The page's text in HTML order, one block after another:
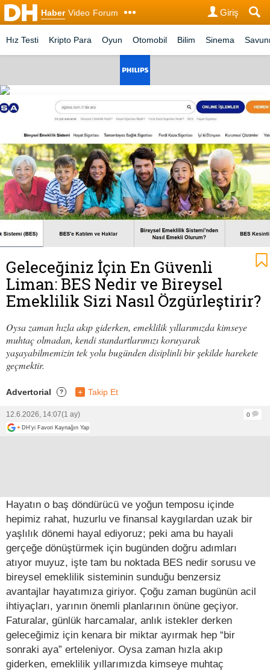
Haber Video Forum Giriş
Hız Testi Kripto Para Oyun Otomobil Bilim Sinema
Geleceğiniz İçin En Güvenli
Liman: BES Nedir ve Bireysel
Emeklilik Sizi Nasıl Özgürleştirir?
Oysa zaman hızla akıp giderken, emeklilik yıllarımızda kimseye
muhtaç olmadan, kendi standartlarımızı koruyarak
yaşayabilmemizin tek yolu bugünden disiplinli bir şekilde harekete
geçmektir.
Advertorial ? + Takip Et
12.6.2026, 14:07(1 ay)
0
+ DH'yi Favori Kaynağın Yap
Hayatın o baş döndürücü ve yoğun temposu içinde
hepimiz rahat, huzurlu ve finansal kaygılardan uzak bir
yaşlılık dönemi hayal ediyoruz; peki ama bu hayali
gerçeğe dönüştürmek için bugünden doğru adımları
atıyor muyuz, işte tam bu noktada BES nedir sorusu ve
bireysel emeklilik sisteminin sunduğu benzersiz
avantajlar hayatımıza giriyor. Çoğu zaman bugünün acil
ihtiyaçları, yarının önemli planlarının önüne geçiyor.
Faturalar, günlük harcamalar, anlık istekler derken
geleceğimiz için kenara bir miktar ayırmak hep “bir
sonraki aya” erteleniyor. Oysa zaman hızla akıp
giderken, emeklilik yıllarımızda kimseye muhtaç